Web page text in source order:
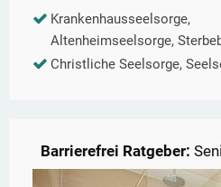
Krankenhausseelsorge,
Altenheimseelsorge,
Christliche Seelsorge,
Barrierefrei Ratgeber: